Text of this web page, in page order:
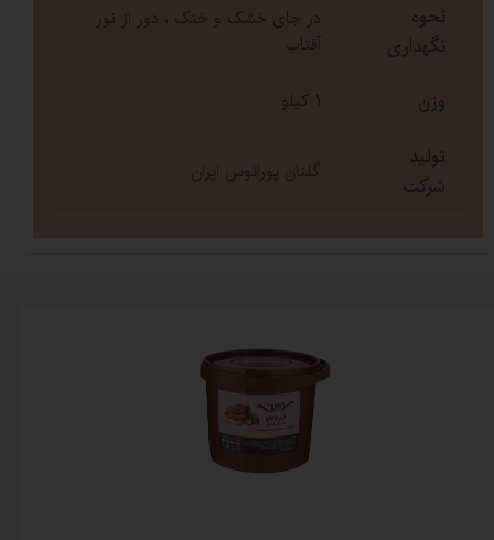
نحوه
نگهداری
در جای خشک و خنک ، دور از نور
آفتاب
وزن 1 کیلو
تولید
شرکت
گلنان پوراتوس ایران